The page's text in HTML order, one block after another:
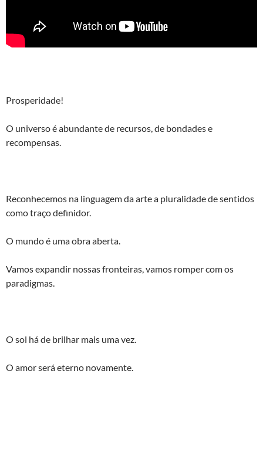
Prosperidade!
O universo é abundante de recursos, de bondades e
recompensas.
Reconhecemos na linguagem da arte a pluralidade de sentidos
como traço definidor.
O mundo é uma obra aberta.
Vamos expandir nossas fronteiras, vamos romper com os
paradigmas.
O sol há de brilhar mais uma vez.
O amor será eterno novamente.